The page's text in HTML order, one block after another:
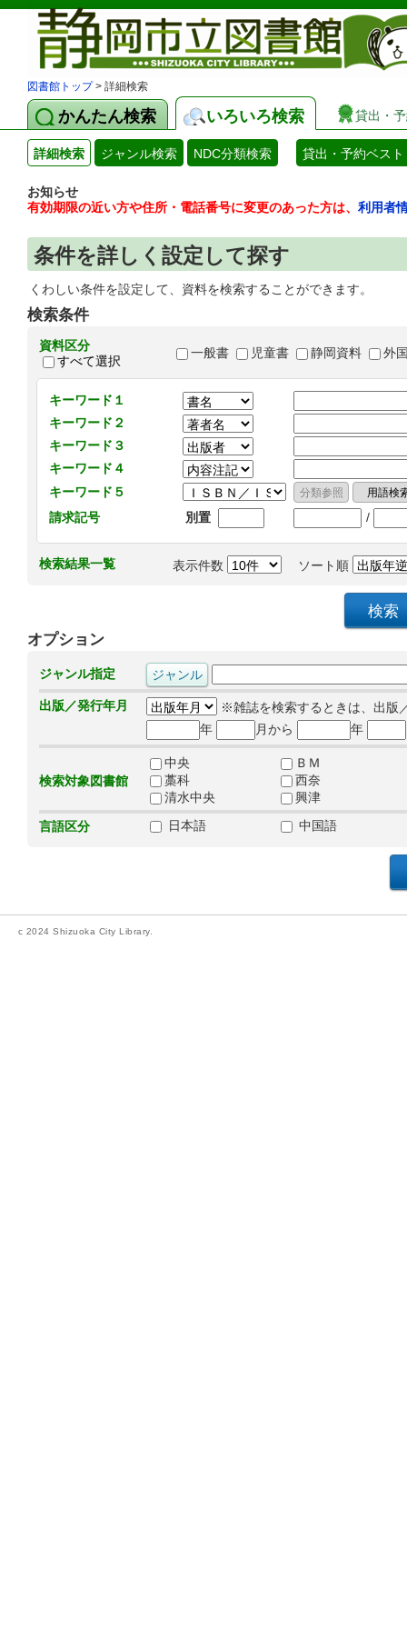
図書館トップ> 詳細検索
かんたん検索 いろいろ検索 貸出・
詳細検索 ジャンル検索 NDC分類検索 貸出・予約ベスト
お知らせ
有効期限の近い方や住所・電話番号に変更のあった方は、 利用者
条件を詳しく設定して探す
くわしい条件を設定して、資料を検索することができます。
検索条件
資料区分
すべて選択
一般書 児童書 静岡資料 外
キーワード１
キーワード２
キーワード３
キーワード４
キーワード５
請求記号
別置 /
検索結果一覧 表示件数 ソート順
オプション
ジャンル指定
出版／発行年月
※雑誌を検索するときは、出版
年
月から 年
検索対象図書館
中央
ＢＭ
藁科
西奈
清水中央
興津
言語区分
日本語 中国語
c 2024 Shizuoka City Library.